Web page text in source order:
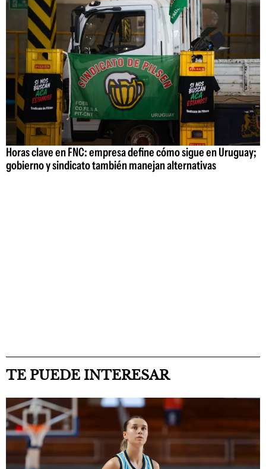
Horas clave en FNC: empresa define cómo sigue en Uruguay;
gobierno y sindicato también manejan alternativas
TE PUEDE INTERESAR